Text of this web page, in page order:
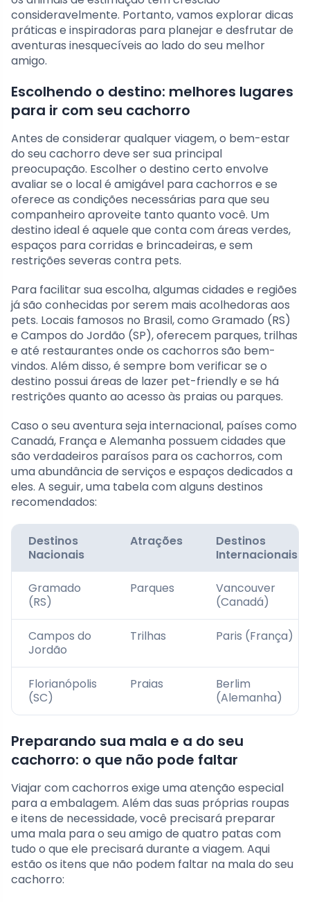
consideravelmente. Portanto, vamos explorar dicas
práticas e inspiradoras para planejar e desfrutar de
aventuras inesquecíveis ao lado do seu melhor
amigo.
Escolhendo o destino: melhores lugares
para ir com seu cachorro
Antes de considerar qualquer viagem, o bem-estar
do seu cachorro deve ser sua principal
preocupação. Escolher o destino certo envolve
avaliar se o local é amigável para cachorros e se
oferece as condições necessárias para que seu
companheiro aproveite tanto quanto você. Um
destino ideal é aquele que conta com áreas verdes,
espaços para corridas e brincadeiras, e sem
restrições severas contra pets.
Para facilitar sua escolha, algumas cidades e regiões
já são conhecidas por serem mais acolhedoras aos
pets. Locais famosos no Brasil, como Gramado (RS)
e Campos do Jordão (SP), oferecem parques, trilhas
e até restaurantes onde os cachorros são bem-
vindos. Além disso, é sempre bom verificar se o
destino possui áreas de lazer pet-friendly e se há
restrições quanto ao acesso às praias ou parques.
Caso o seu aventura seja internacional, países como
Canadá, França e Alemanha possuem cidades que
são verdadeiros paraísos para os cachorros, com
uma abundância de serviços e espaços dedicados a
eles. A seguir, uma tabela com alguns destinos
recomendados:
Destinos
Nacionais
Atrações
Destinos
Internacionais
Gramado
(RS)
Parques
Vancouver
(Canadá)
Campos do
Jordão
Trilhas Paris (França)
Florianópolis
(SC)
Praias
Berlim
(Alemanha)
Preparando sua mala e a do seu
cachorro: o que não pode faltar
Viajar com cachorros exige uma atenção especial
para a embalagem. Além das suas próprias roupas
e itens de necessidade, você precisará preparar
uma mala para o seu amigo de quatro patas com
tudo o que ele precisará durante a viagem. Aqui
estão os itens que não podem faltar na mala do seu
cachorro: